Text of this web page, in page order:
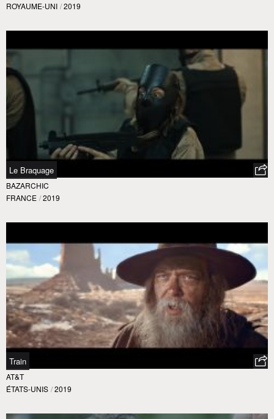
ROYAUME-UNI / 2019
Le Braquage
BAZARCHIC
FRANCE / 2019
Train
AT&T
ÉTATS-UNIS / 2019